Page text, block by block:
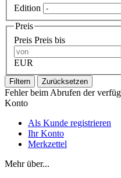
Edition
Preis
Preis Preis bis
EUR
Filtern Zurücksetzen
Fehler beim Abrufen der
Konto
Als Kunde registrieren
Ihr Konto
Merkzettel
Mehr über...